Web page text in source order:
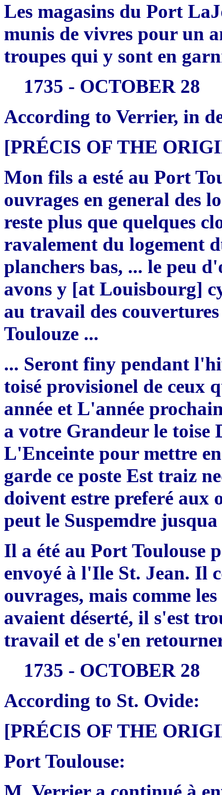
Les magasins du Port
munis de vivres pour un
troupes qui y sont en
1735 - OCTOBER 28
According to Verrier, in
[PRÉCIS OF THE
Mon fils a esté au Port
ouvrages en general des
reste plus que quelques
ravalement du logement
planchers bas, ... le peu
avons y [at Louisbourg]
au travail des
Toulouze ...
... Seront finy pendant
toisé provisionel de ceux
année et L'année
a votre Grandeur le toise
L'Enceinte pour mettre
garde ce poste Est traiz
doivent estre preferé aux
peut le Suspemdre
Il a été au Port Toulouse
envoyé à l'Ile St. Jean. Il
ouvrages, mais comme
avaient déserté, il s'est
travail et de s'en
1735 - OCTOBER 28
According to St. Ovide:
[PRÉCIS OF THE
Port Toulouse: